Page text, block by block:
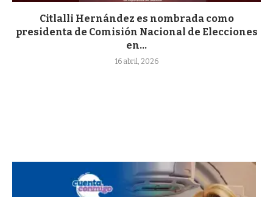
Citlalli Hernández es nombrada como
presidenta de Comisión Nacional de Elecciones
en...
16 abril, 2026